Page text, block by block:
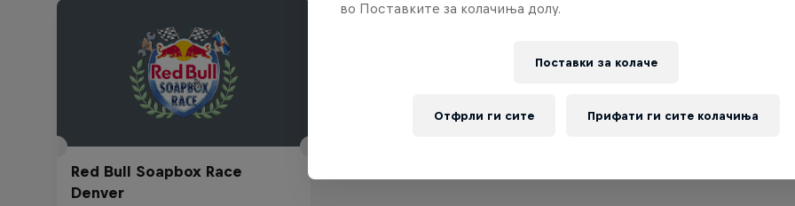
Red Bull Soapbox Race
Denver
во Поставките за колачиња долу.
Поставки за колачe
Отфрли ги сите Прифати ги сите колачиња